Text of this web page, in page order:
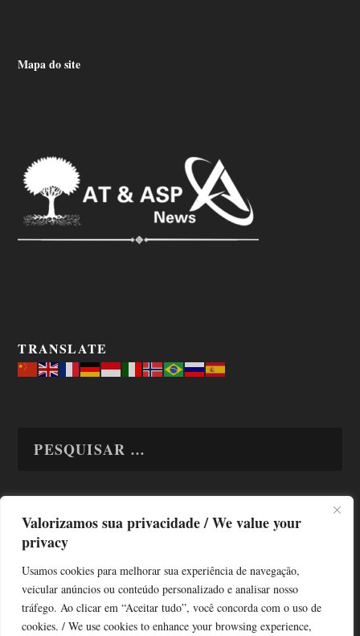
Valorizamos sua privacidade / We value your
privacy
Usamos cookies para melhorar sua experiência de navegação,
veicular anúncios ou conteúdo personalizado e analisar nosso
tráfego. Ao clicar em “Aceitar tudo”, você concorda com o uso de
cookies. / We use cookies to enhance your browsing experience,
Mapa do site
TRANSLATE
TODAS OS ASSUNTOS